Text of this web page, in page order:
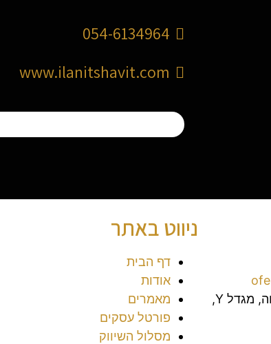
054-6134964
www.ilanitshavit.com
מגדלי בסר, פתח תקווה, מגדל Y,
ניווט באתר
דף הבית
אודות
מאמרים
פורטל עסקים
מסלול השיווק